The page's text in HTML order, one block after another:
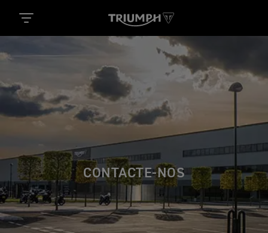
CONTACTE-NOS